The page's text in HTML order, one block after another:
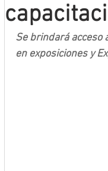
Se brindará acceso
en exposiciones y